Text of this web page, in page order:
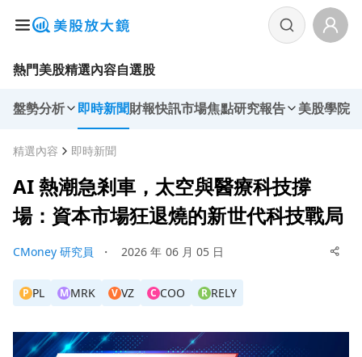
熱門美股精選內容自選股
盤勢分析 即時新聞財報快訊市場焦點研究報告 美股學院
精選內容 即時新聞
AI 熱潮急剎車，太空與醫療科技撐
場：資本市場狂退燒的新世代科技戰局
CMoney 研究員 ・ 2026 年 06 月 05 日
P PL M MRK V VZ C COO R RELY